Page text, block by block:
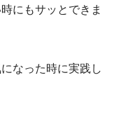
にもサッとできま
なった時に実践し